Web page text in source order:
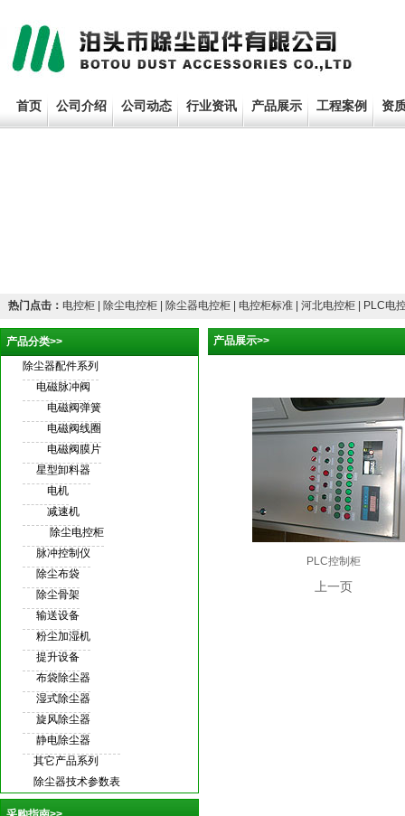
首页 公司介绍 公司动态 行业资讯 产品展示 工程案例 资
热门点击： 电控柜 | 除尘电控柜 | 除尘器电控柜 | 电控柜标准 | 河北电控柜 | PLC电
产品分类>>
除尘器配件系列
电磁脉冲阀
电磁阀弹簧
电磁阀线圈
电磁阀膜片
星型卸料器
电机
减速机
除尘电控柜
脉冲控制仪
除尘布袋
除尘骨架
输送设备
粉尘加湿机
提升设备
布袋除尘器
湿式除尘器
旋风除尘器
静电除尘器
其它产品系列
除尘器技术参数表
产品展示>>
PLC控制柜
上一页